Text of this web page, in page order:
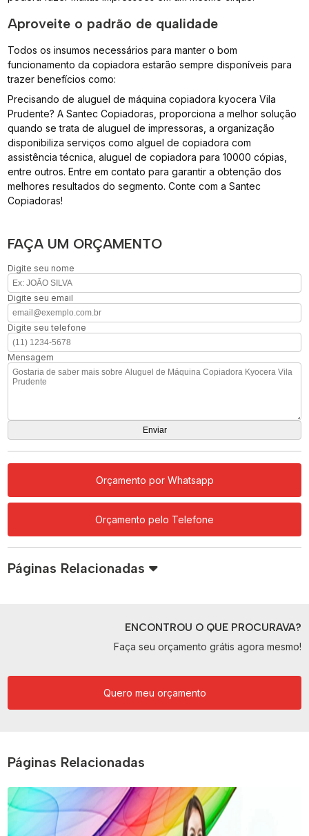
Aproveite o padrão de qualidade
Todos os insumos necessários para manter o bom
funcionamento da copiadora estarão sempre disponíveis para
trazer benefícios como:
Precisando de aluguel de máquina copiadora kyocera Vila
Prudente? A Santec Copiadoras, proporciona a melhor solução
quando se trata de aluguel de impressoras, a organização
disponibiliza serviços como alguel de copiadora com
assistência técnica, aluguel de copiadora para 10000 cópias,
entre outros. Entre em contato para garantir a obtenção dos
melhores resultados do segmento. Conte com a Santec
Copiadoras!
FAÇA UM ORÇAMENTO
Digite seu nome
Digite seu email
Digite seu telefone
Mensagem
Orçamento por Whatsapp
Orçamento pelo Telefone
Páginas Relacionadas
ENCONTROU O QUE PROCURAVA?
Faça seu orçamento grátis agora mesmo!
Quero meu orçamento
Páginas Relacionadas